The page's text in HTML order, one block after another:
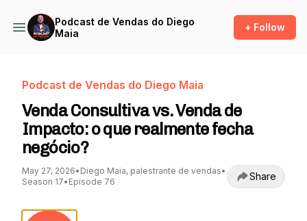
Podcast de Vendas do Diego
Maia
+ Follow
Podcast de Vendas do Diego Maia
Venda Consultiva vs. Venda de
Impacto: o que realmente fecha
negócio?
May 27, 2026• Diego Maia, palestrante de vendas•
Season 17• Episode 76 Share